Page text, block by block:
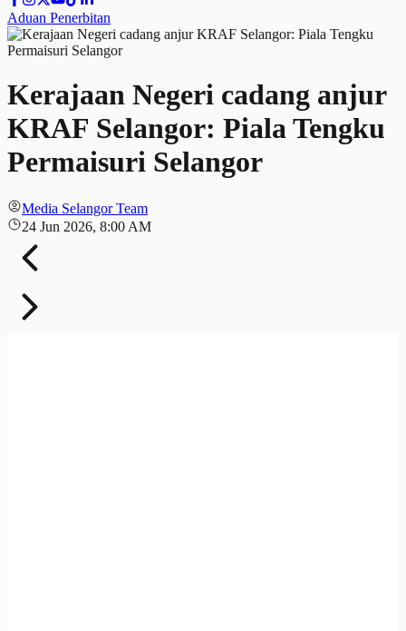
Aduan Penerbitan
Kerajaan Negeri cadang anjur
KRAF Selangor: Piala Tengku
Permaisuri Selangor
Media Selangor Team
24 Jun 2026, 8:00 AM